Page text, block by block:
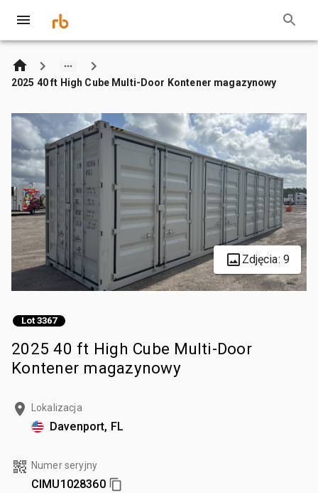
2025 40 ft High Cube Multi-Door Kontener magazynowy
Zdjęcia: 9
Lot 3367
2025 40 ft High Cube Multi-Door
Kontener magazynowy
Lokalizacja
Davenport, FL
Numer seryjny
CIMU1028360